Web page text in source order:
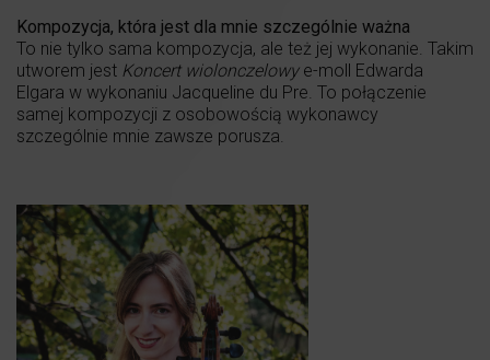
Kompozycja, która jest dla mnie szczególnie ważna
To nie tylko sama kompozycja, ale też jej wykonanie. Takim
utworem jest Koncert wiolonczelowye-moll Edwarda
Elgara w wykonaniu Jacqueline du Pre. To połączenie
samej kompozycji z osobowością wykonawcy
szczególnie mnie zawsze porusza.